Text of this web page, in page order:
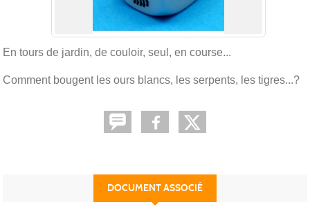
En tours de jardin, de couloir, seul, en course...
Comment bougent les ours blancs, les serpents, les tigres...?
DOCUMENT ASSOCIÉ